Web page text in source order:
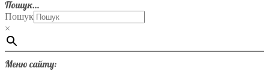
Пошук…
Пошук
×
Меню сайту: